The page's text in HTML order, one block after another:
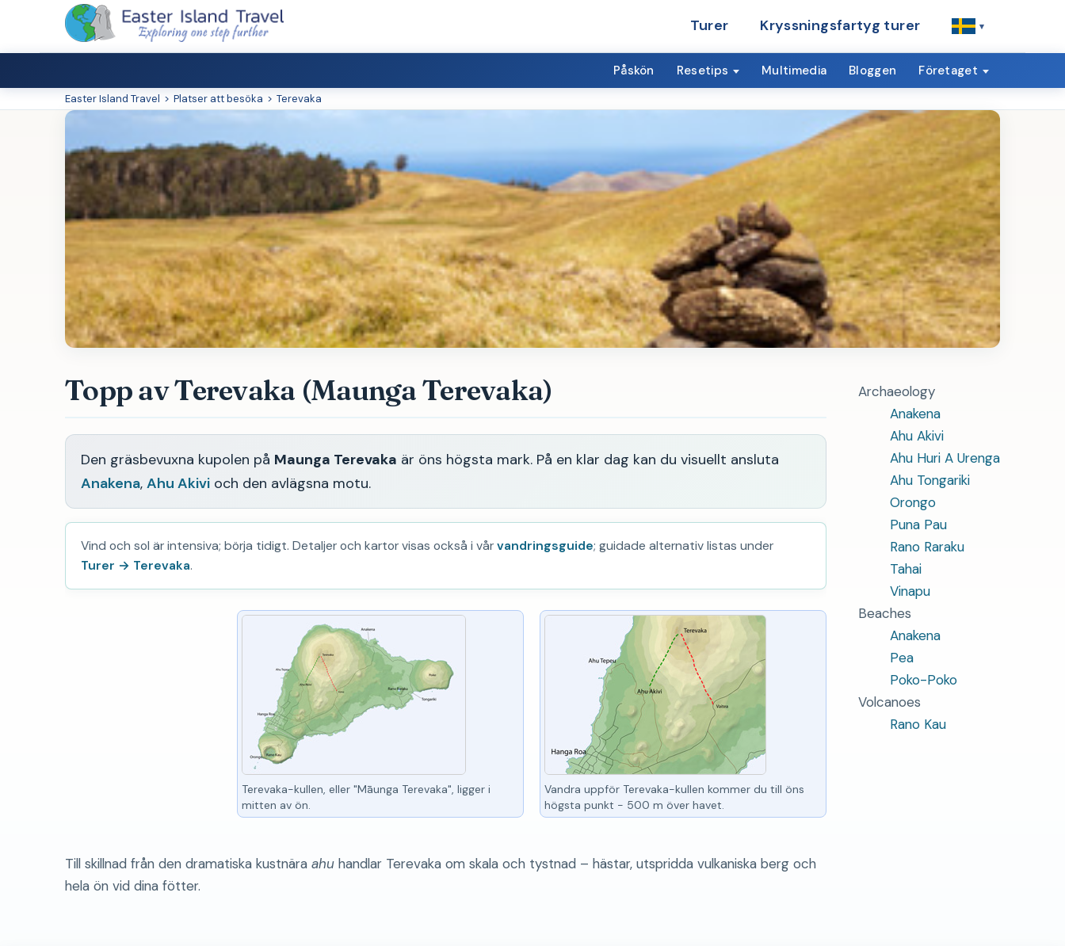
Turer Kryssningsfartyg turer ▾
Påskön Resetips Multimedia Bloggen Företaget
Easter Island Travel > Platser att besöka > Terevaka
Archaeology
Anakena
Ahu Akivi
Ahu Huri A Urenga
Ahu Tongariki
Orongo
Puna Pau
Rano Raraku
Tahai
Vinapu
Beaches
Anakena
Pea
Poko-Poko
Volcanoes
Rano Kau
Topp av Terevaka (Maunga Terevaka)
Den gräsbevuxna kupolen på Maunga Terevaka är öns högsta mark. På en klar dag kan du visuellt ansluta
Anakena,Ahu Akivi och den avlägsna motu.
Vind och sol är intensiva; börja tidigt. Detaljer och kartor visas också i vårvandringsguide; guidade alternativ listas under
Turer → Terevaka.
Vandra uppför Terevaka-kullen kommer du till öns
högsta punkt - 500 m över havet.
Terevaka-kullen, eller "Māunga Terevaka", ligger i
mitten av ön.
Till skillnad från den dramatiska kustnära ahu handlar Terevaka om skala och tystnad – hästar, utspridda vulkaniska berg och
hela ön vid dina fötter.